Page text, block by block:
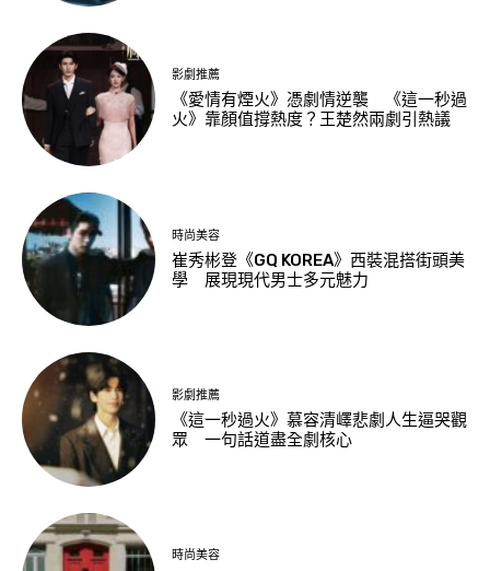
影劇推薦
《愛情有煙火》憑劇情逆襲 《這一秒過
火》靠顏值撐熱度？王楚然兩劇引熱議
時尚美容
崔秀彬登《GQ KOREA》西裝混搭街頭美
學 展現現代男士多元魅力
影劇推薦
《這一秒過火》慕容清嶧悲劇人生逼哭觀
眾 一句話道盡全劇核心
時尚美容